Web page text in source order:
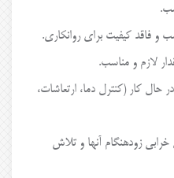
و فاقد کیفیت برای روانکاری.
لازم و مناسب.
کار (کنترل دما، ارتعاشات،
زودهنگام آنها و تلاش